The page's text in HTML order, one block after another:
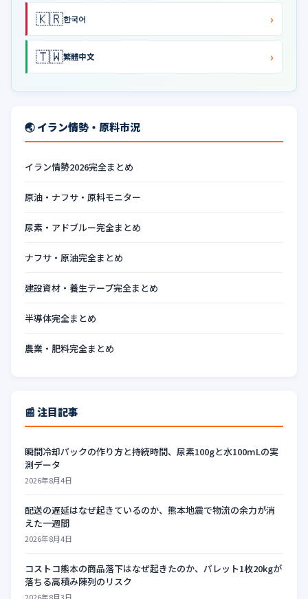
🇰🇷한국어 ›
🇹🇼繁體中文 ›
🌏 イラン情勢・原料市況
イラン情勢2026完全まとめ
原油・ナフサ・原料モニター
尿素・アドブルー完全まとめ
ナフサ・原油完全まとめ
建設資材・養生テープ完全まとめ
半導体完全まとめ
農業・肥料完全まとめ
📰 注目記事
瞬間冷却パックの作り方と持続時間、尿素100gと水100mLの実
測データ
2026年8月4日
配送の遅延はなぜ起きているのか、熊本地震で物流の余力が消
えた一週間
2026年8月4日
コストコ熊本の商品落下はなぜ起きたのか、パレット1枚20kgが
落ちる高積み陳列のリスク